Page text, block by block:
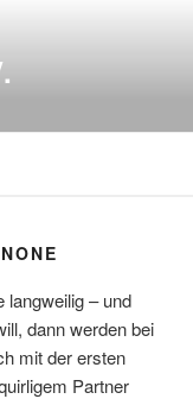
langweilig – und
dann werden bei
mit der ersten
Partner